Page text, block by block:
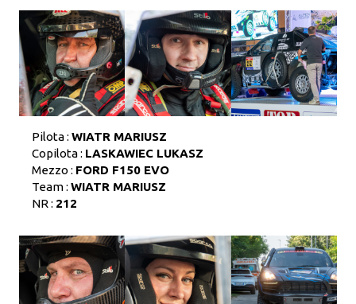
Pilota : WIATR MARIUSZ
Copilota : LASKAWIEC LUKASZ
Mezzo : FORD F150 EVO
Team : WIATR MARIUSZ
NR : 212